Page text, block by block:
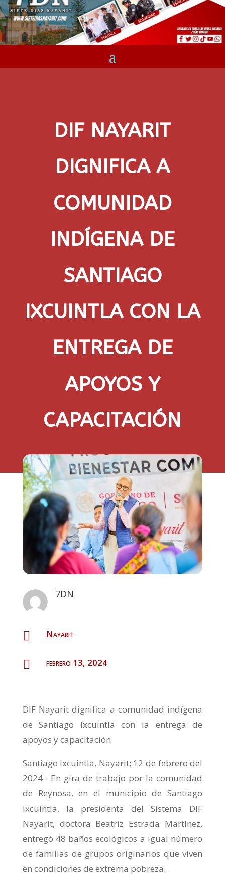
DIF NAYARIT
DIGNIFICA A
COMUNIDAD
INDÍGENA DE
SANTIAGO
IXCUINTLA CON LA
ENTREGA DE
APOYOS Y
CAPACITACIÓN
7DN
 Nayarit
 febrero 13, 2024
DIF Nayarit dignifica a comunidad indígena
de Santiago Ixcuintla con la entrega de
apoyos y capacitación
Santiago Ixcuintla, Nayarit; 12 de febrero del
2024.- En gira de trabajo por la comunidad
de Reynosa, en el municipio de Santiago
Ixcuintla, la presidenta del Sistema DIF
Nayarit, doctora Beatriz Estrada Martínez,
entregó 48 baños ecológicos a igual número
de familias de grupos originarios que viven
en condiciones de extrema pobreza.